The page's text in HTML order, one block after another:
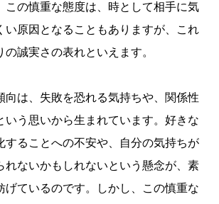
この慎重な態度は、時として相手に気
い原因となることもありますが、これ
誠実さの表れといえます。
向は、失敗を恐れる気持ちや、関係性
いう思いから生まれています。好きな
することへの不安や、自分の気持ちが
れないかもしれないという懸念が、素
げているのです。しかし、この慎重な